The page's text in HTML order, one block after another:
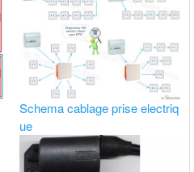
Schema cablage prise electriq
ue